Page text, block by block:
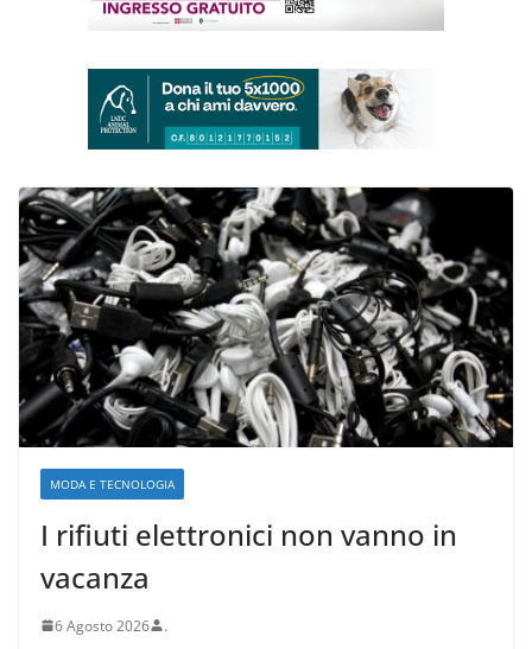
MODA E TECNOLOGIA
I rifiuti elettronici non vanno in
vacanza
6 Agosto 2026 .